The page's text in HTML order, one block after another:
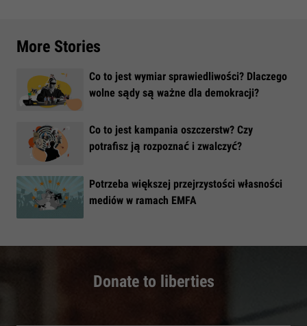
More Stories
Co to jest wymiar sprawiedliwości? Dlaczego
wolne sądy są ważne dla demokracji?
​Co to jest kampania oszczerstw? Czy
potrafisz ją rozpoznać i zwalczyć?
​Potrzeba większej przejrzystości własności
mediów w ramach EMFA
Donate to liberties